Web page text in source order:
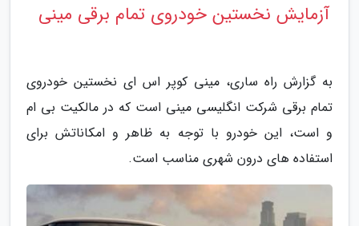
آزمایش نخستین خودروی تمام برقی مینی
به گزارش راه ساری، مینی کوپر اس ای نخستین خودروی
تمام برقی شرکت انگلیسی مینی است که در مالکیت بی ام
و است، این خودرو با توجه به ظاهر و امکاناتش برای
استفاده های درون شهری مناسب است.